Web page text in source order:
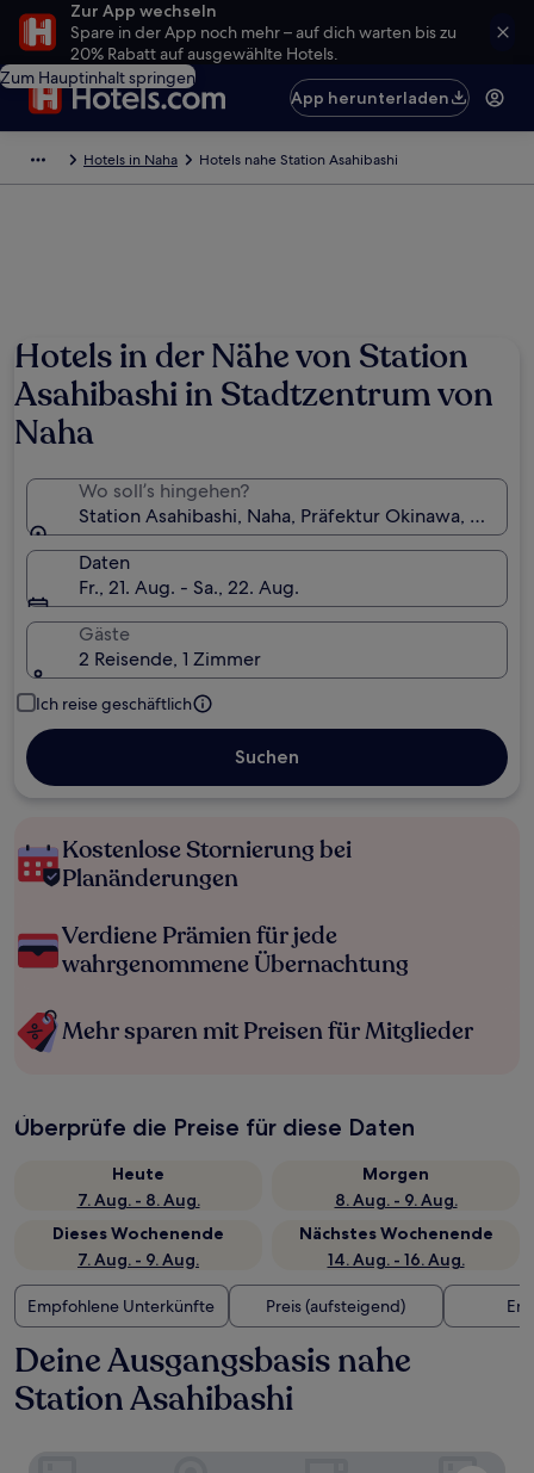
Zur App wechseln
Spare in der App noch mehr – auf dich warten bis zu
20% Rabatt auf ausgewählte Hotels.
Zum Hauptinhalt springen
App herunterladen
Hotels in Naha Hotels nahe Station Asahibashi
Hotels in der Nähe von Station
Asahibashi in Stadtzentrum von
Naha
Wo soll’s hingehen?
Station Asahibashi, Naha, Präfektur Okinawa, Japan
Daten
Fr., 21. Aug. - Sa., 22. Aug.
Gäste
2 Reisende, 1 Zimmer
Ich reise geschäftlich
Suchen
Kostenlose Stornierung bei
Planänderungen
Verdiene Prämien für jede
wahrgenommene Übernachtung
Mehr sparen mit Preisen für Mitglieder
Überprüfe die Preise für diese Daten
Heute
7. Aug. - 8. Aug.
Morgen
8. Aug. - 9. Aug.
Dieses Wochenende
7. Aug. - 9. Aug.
Nächstes Wochenende
14. Aug. - 16. Aug.
Empfohlene Unterkünfte Preis (aufsteigend)
Deine Ausgangsbasis nahe
Station Asahibashi